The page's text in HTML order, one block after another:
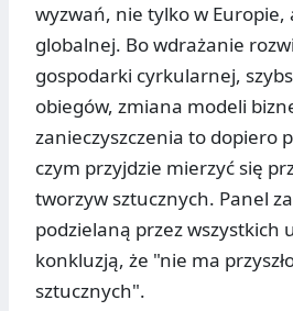
wyzwań, nie tylko w Europie,
globalnej. Bo wdrażanie
gospodarki cyrkularnej,
obiegów, zmiana modeli
zanieczyszczenia to dopiero
czym przyjdzie mierzyć się
tworzyw sztucznych. Panel
podzielaną przez wszystkich
konkluzją, że "nie ma
sztucznych".